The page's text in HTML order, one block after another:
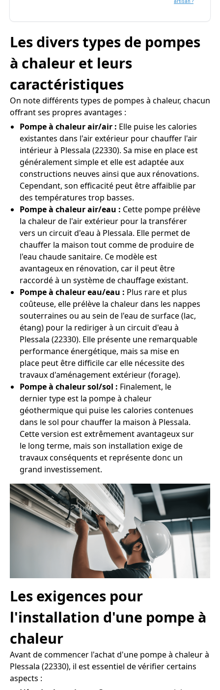
artisan ?
Les divers types de pompes
à chaleur et leurs
caractéristiques
On note différents types de pompes à chaleur, chacun
offrant ses propres avantages :
Pompe à chaleur air/air : Elle puise les calories
existantes dans l'air extérieur pour chauffer l'air
intérieur à Plessala (22330). Sa mise en place est
généralement simple et elle est adaptée aux
constructions neuves ainsi que aux rénovations.
Cependant, son efficacité peut être affaiblie par
des températures trop basses.
Pompe à chaleur air/eau : Cette pompe prélève
la chaleur de l'air extérieur pour la transférer
vers un circuit d'eau à Plessala. Elle permet de
chauffer la maison tout comme de produire de
l'eau chaude sanitaire. Ce modèle est
avantageux en rénovation, car il peut être
raccordé à un système de chauffage existant.
Pompe à chaleur eau/eau : Plus rare et plus
coûteuse, elle prélève la chaleur dans les nappes
souterraines ou au sein de l'eau de surface (lac,
étang) pour la rediriger à un circuit d'eau à
Plessala (22330). Elle présente une remarquable
performance énergétique, mais sa mise en
place peut être difficile car elle nécessite des
travaux d'aménagement extérieur (forage).
Pompe à chaleur sol/sol : Finalement, le
dernier type est la pompe à chaleur
géothermique qui puise les calories contenues
dans le sol pour chauffer la maison à Plessala.
Cette version est extrêmement avantageux sur
le long terme, mais son installation exige de
travaux conséquents et représente donc un
grand investissement.
Les exigences pour
l'installation d'une pompe à
chaleur
Avant de commencer l'achat d'une pompe à chaleur à
Plessala (22330), il est essentiel de vérifier certains
aspects :